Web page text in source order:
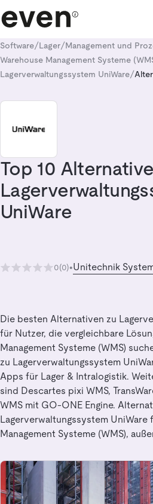
Software/Lager/Management und
Warehouse Management Systeme
Lagerverwaltungssystem UniWare/
Top 10
UniWare
0(0)•Unitechnik
Die besten Alternativen zu
für Nutzer, die vergleichbare
Management Systeme (WMS)
zu Lagerverwaltungssystem
Apps für Lager & Intralogistik.
sind Descartes pixi WMS,
WMS mit GO-ONE Engine.
Lagerverwaltungssystem UniWare
Management Systeme (WMS),